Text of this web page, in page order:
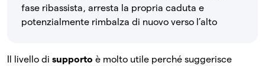
fase ribassista, arresta la propria caduta e
potenzialmente rimbalza di nuovo verso l’alto
Il livello di supporto è molto utile perché suggerisce